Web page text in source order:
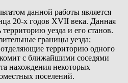
данной работы является
20-х годов XVII века. Данная
территорию уезда и его станов.
границы уезда;
территорию одного
с ближайшими соседями
нахождения некоторых
поселений.